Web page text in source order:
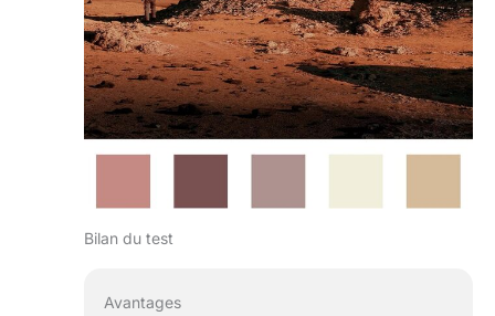
Bilan du test
Avantages